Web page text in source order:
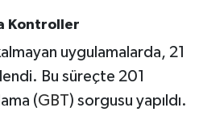
Kontroller
uygulamalarda, 21
Bu süreçte 201
(GBT) sorgusu yapıldı.